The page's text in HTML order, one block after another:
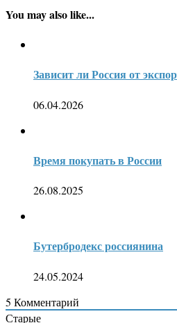
You may also like...
Зависит ли Россия от
06.04.2026
Время покупать в России
26.08.2025
Бутербродекс россиянина
24.05.2024
5 Комментарий
Старые